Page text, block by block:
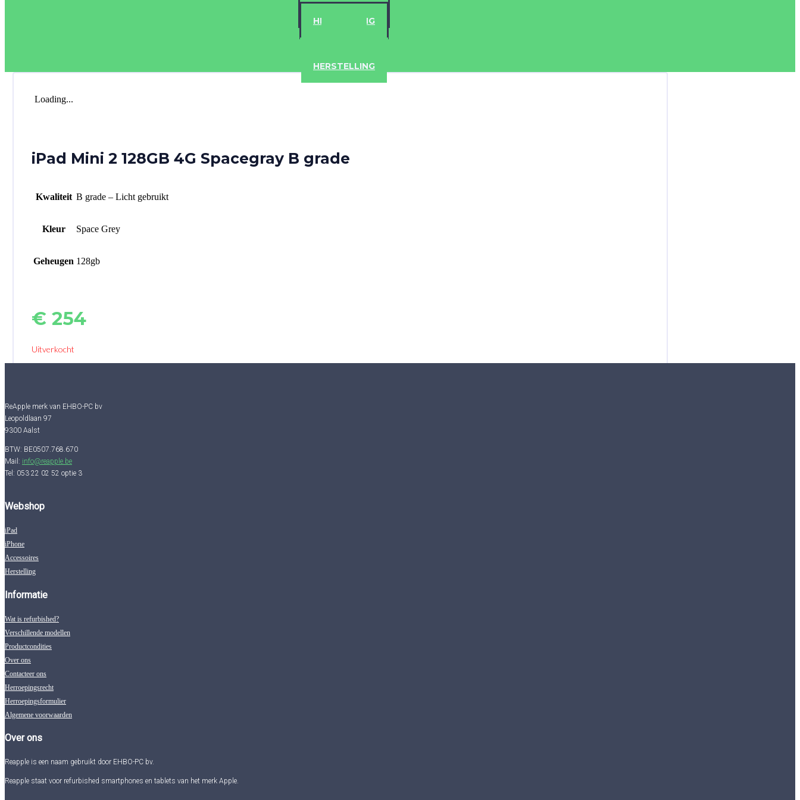
HERSTELLING
HERSTELLING
Loading...
iPad Mini 2 128GB 4G Spacegray B grade
Kwaliteit B grade – Licht gebruikt
Kleur Space Grey
Geheugen 128gb
€ 254
Uitverkocht
ReApple merk van EHBO-PC bv
Leopoldlaan 97
9300 Aalst
BTW: BE0507.768.670
Mail: info@reapple.be
Tel: 053 22 02 52 optie 3
Webshop
iPad
iPhone
Accessoires
Herstelling
Informatie
Wat is refurbished?
Verschillende modellen
Productcondities
Over ons
Contacteer ons
Herroepingsrecht
Herroepingsformulier
Algemene voorwaarden
Over ons
Reapple is een naam gebruikt door EHBO-PC bv.
Reapple staat voor refurbished smartphones en tablets van het merk Apple.